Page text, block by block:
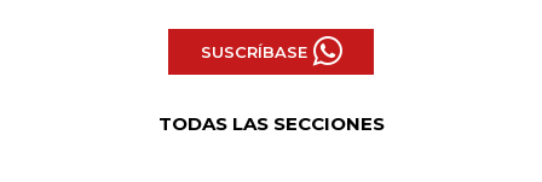
SUSCRÍBASE
TODAS LAS SECCIONES